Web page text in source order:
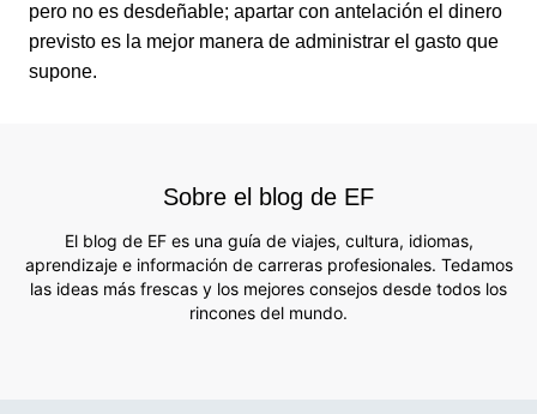
pero no es desdeñable; apartar con antelación el dinero
previsto es la mejor manera de administrar el gasto que
supone.
Sobre el blog de EF
El blog de EF es una guía de viajes, cultura, idiomas,
aprendizaje e información de carreras profesionales. Tedamos
las ideas más frescas y los mejores consejos desde todos los
rincones del mundo.